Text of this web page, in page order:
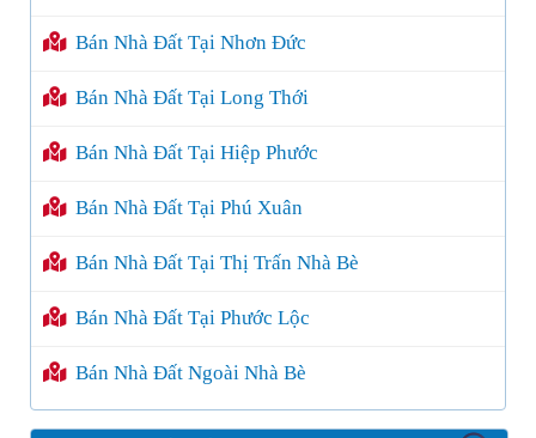
Bán Nhà Đất Tại Nhơn Đức
Bán Nhà Đất Tại Long Thới
Bán Nhà Đất Tại Hiệp Phước
Bán Nhà Đất Tại Phú Xuân
Bán Nhà Đất Tại Thị Trấn Nhà Bè
Bán Nhà Đất Tại Phước Lộc
Bán Nhà Đất Ngoài Nhà Bè